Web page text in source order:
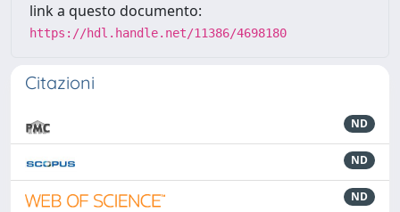
link a questo documento:
https://hdl.handle.net/11386/4698180
Citazioni
ND
ND
ND